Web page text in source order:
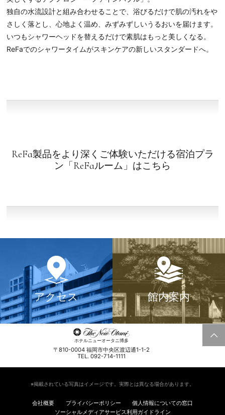
独自の水流設計と組み合わせることで、浴びるだけで肌の汚れをや
さしく落とし、心地よく温め、みずみずしいうるおいを届けます。
いつもシャワーヘッドを替えるだけで素肌はもっと美しくなる。
ReFaでのシャワータイムがスキンケアの新しいスタンダードへ。
ReFa製品をより深くご体験いただける宿泊プラ
ン「ReFaルーム」はこちら
アクセス 館内案内
ホテルニューオータニ博多
〒810-0004 福岡市中央区渡辺通1-1-2
TEL. 092-714-1111
※掲載されている写真はイメージです。実際とは異なる場合があります。
会社概要 プライバシーポリシー
個人情報についての窓口
ソーシャルメディアサービス利用ガイドライン